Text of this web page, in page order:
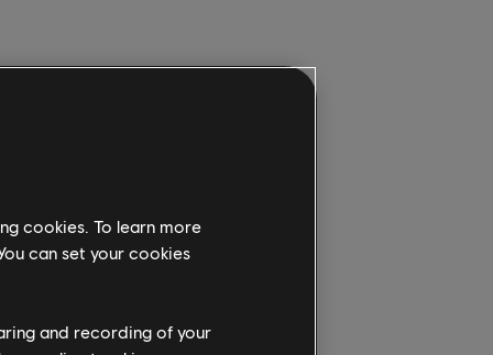
Creed Shadows
planetę
dodatkowo
cookies. To learn more
can set your cookies
and recording of your